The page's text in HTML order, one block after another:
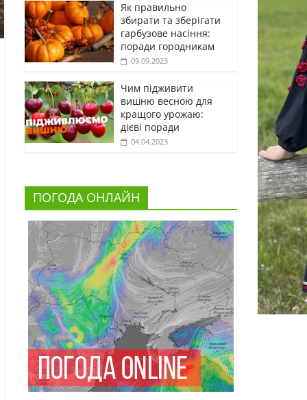
Як правильно
збирати та зберігати
гарбузове насіння:
поради городникам
09.09.2023
Чим підживити
вишню весною для
кращого урожаю:
дієві поради
04.04.2023
ПОГОДА ОНЛАЙН